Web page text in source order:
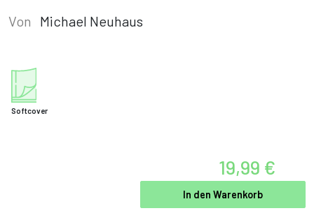
Von Michael Neuhaus
Softcover
19,99 €
In den Warenkorb